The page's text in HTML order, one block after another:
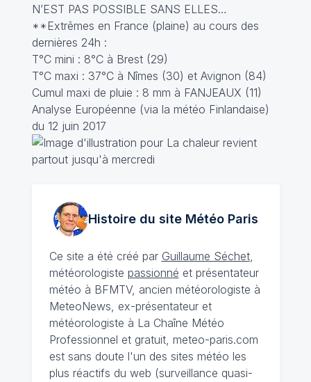
N’EST PAS POSSIBLE SANS ELLES…
**Extrêmes en France (plaine) au cours des
dernières 24h :
T°C mini : 8°C à Brest (29)
T°C maxi : 37°C à Nîmes (30) et Avignon (84)
Cumul maxi de pluie : 8 mm à FANJEAUX (11)
Analyse Européenne (via la météo Finlandaise)
du 12 juin 2017
Histoire du site MétéoParis
Ce site a été créé par Guillaume Séchet,
météorologiste passionné et présentateur
météo à BFMTV, ancien météorologiste à
MeteoNews, ex-présentateur et
météorologiste à La Chaîne Météo
Professionnel et gratuit, meteo-paris.com
est sans doute l'un des sites météo les
plus réactifs du web (surveillance quasi-